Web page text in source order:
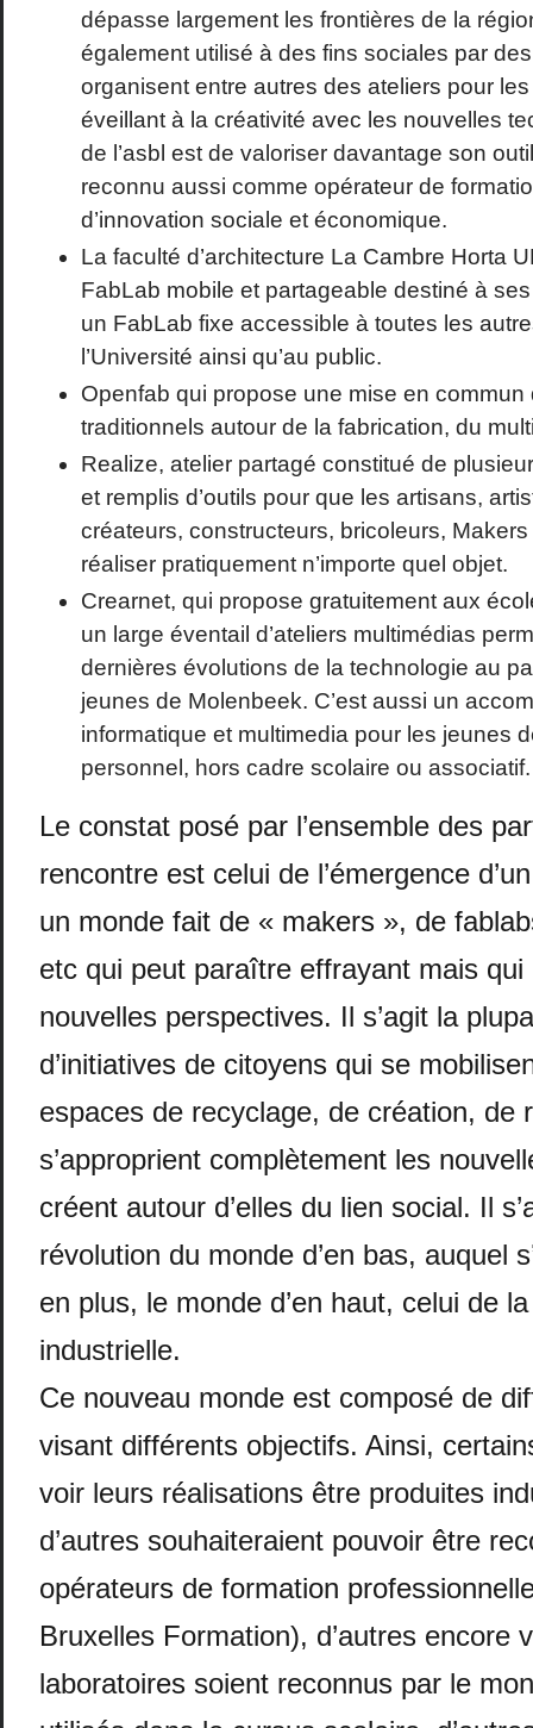
dépasse largement les frontières de la
également utilisé à des fins sociales par
organisent entre autres des ateliers pour
éveillant à la créativité avec les nouvelles
de l’asbl est de valoriser davantage son
reconnu aussi comme opérateur de
d’innovation sociale et économique.
La faculté d’architecture La Cambre Horta
FabLab mobile et partageable destiné à
un FabLab fixe accessible à toutes les
l’Université ainsi qu’au public.
Openfab qui propose une mise en commun
traditionnels autour de la fabrication, du
Realize, atelier partagé constitué de
et remplis d’outils pour que les artisans,
créateurs, constructeurs, bricoleurs,
réaliser pratiquement n’importe quel objet.
Crearnet, qui propose gratuitement aux
un large éventail d’ateliers multimédias
dernières évolutions de la technologie au
jeunes de Molenbeek. C’est aussi un
informatique et multimedia pour les jeunes
personnel, hors cadre scolaire ou associatif.
Le constat posé par l’ensemble des
rencontre est celui de l’émergence
un monde fait de « makers », de
etc qui peut paraître effrayant mais qui
nouvelles perspectives. Il s’agit la
d’initiatives de citoyens qui se
espaces de recyclage, de création, de
s’approprient complètement les
créent autour d’elles du lien social. Il
révolution du monde d’en bas, auquel
en plus, le monde d’en haut, celui de
industrielle.
Ce nouveau monde est composé de
visant différents objectifs. Ainsi,
voir leurs réalisations être produites
d’autres souhaiteraient pouvoir être
opérateurs de formation
Bruxelles Formation), d’autres encore
laboratoires soient reconnus par le